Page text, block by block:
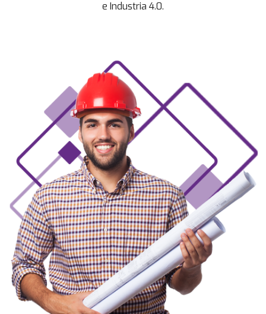
e Industria 4.0.